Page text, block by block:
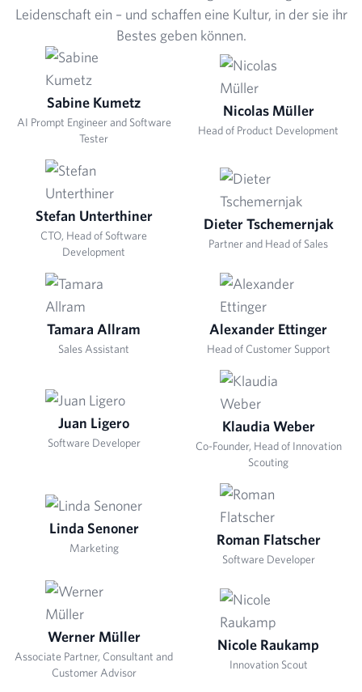
Leidenschaft ein – und schaffen eine Kultur, in der sie ihr
Bestes geben können.
Sabine Kumetz
AI Prompt Engineer and Software
Tester
Nicolas Müller
Head of Product Development
Stefan Unterthiner
CTO, Head of Software
Development
Dieter Tschemernjak
Partner and Head of Sales
Tamara Allram
Sales Assistant
Alexander Ettinger
Head of Customer Support
Juan Ligero
Software Developer
Klaudia Weber
Co-Founder, Head of Innovation
Scouting
Linda Senoner
Marketing Roman Flatscher
Software Developer
Werner Müller
Associate Partner, Consultant and
Customer Advisor
Nicole Raukamp
Innovation Scout